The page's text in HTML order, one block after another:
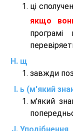
ці
якщо
щ
завжди
ь (м'який
м'який